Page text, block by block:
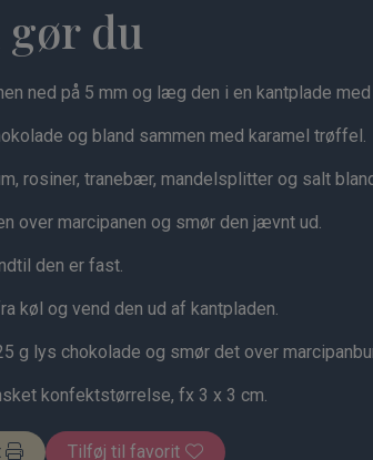
gør du
ned på 5 mm og læg den i en kantplade
og bland sammen med karamel trøffel.
rosiner, tranebær, mandelsplitter og salt
over marcipanen og smør den jævnt ud.
den er fast.
køl og vend den ud af kantpladen.
g lys chokolade og smør det over
konfektstørrelse, fx 3 x 3 cm.
Tilføj til favorit